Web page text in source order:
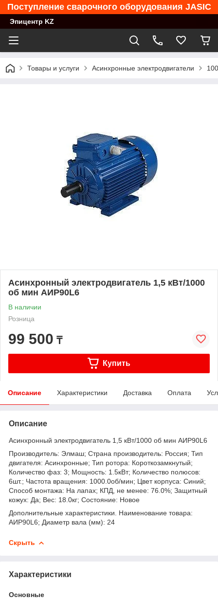
Поступление сварочного оборудования JASIC
Эпицентр KZ
Товары и услуги Асинхронные электродвигатели
Асинхронный электродвигатель 1,5 кВт/1000
об мин АИР90L6
В наличии
Розница
99 500 ₸
Купить
Описание Характеристики Доставка Оплата
Описание
Асинхронный электродвигатель 1,5 кВт/1000 об мин АИР90L6
Производитель: Элмаш; Страна производитель: Россия; Тип
двигателя: Асинхронные; Тип ротора: Короткозамкнутый;
Количество фаз: 3; Мощность: 1.5кВт; Количество полюсов:
6шт.; Частота вращения: 1000.0об/мин; Цвет корпуса: Синий;
Способ монтажа: На лапах; КПД, не менее: 76.0%; Защитный
кожух: Да; Вес: 18.0кг; Состояние: Новое
Дополнительные характеристики. Наименование товара:
АИР90L6; Диаметр вала (мм): 24
Скрыть
Характеристики
Основные